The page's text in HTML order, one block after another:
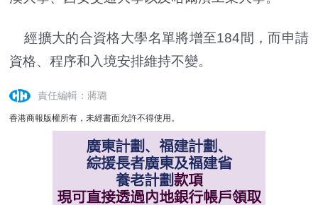
經擴大的合資格大學名單將增至184間，而申請
資格、程序和入境安排維持不變。
責任編輯：蔣璐
香港商報版權所有，未經書面允許不得使用。